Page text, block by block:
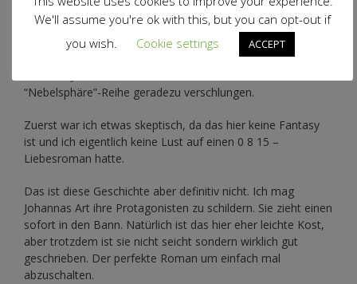
Genre: Liebesroman
“Nebelsphäre”-Reihe geradezu verschlungen.
Zuerst war ich etwas skeptisch, da das hier keine Fantasy
ist und ich eigentlich keine Lust auf einen 0 8 15 –
Liebesroman hatte.
Das ist diese Geschichte aber definitiv nicht. Ich mag
Johannas Art ihre Protagonisten zu schildern. Sie zieht einen
sofort in den Bann. Natürlich ist das hier eher leichte Kost,
aber trotzdem ist sie nicht seicht sondern wirklich gut
geschrieben. Der perfekte Roman um einfach mal
abzuschalten.
We'll assume you're ok with this, but you can opt-out if
you wish.
Cookie settings ACCEPT